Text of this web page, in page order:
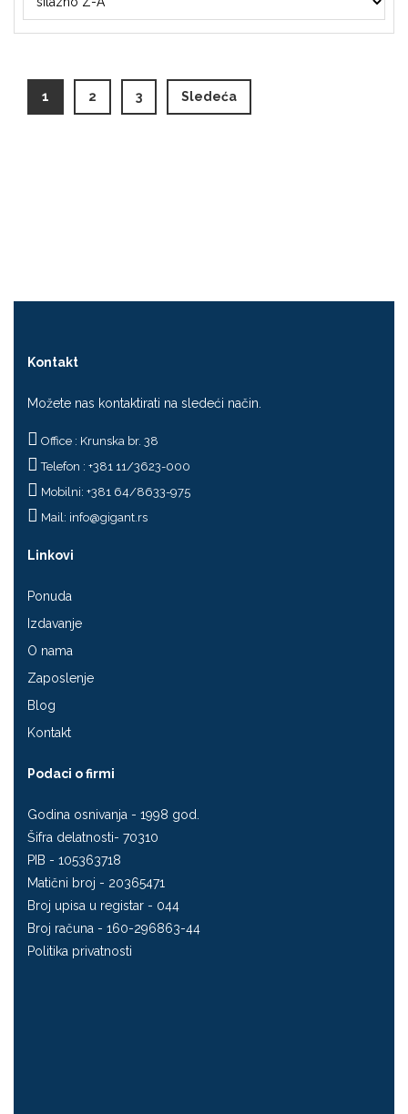
1 (current)
2 3 Sledeća
Kontakt
Možete nas kontaktirati na sledeći način.
Office : Krunska br. 38
Telefon : +381 11/3623-000
Mobilni: +381 64/8633-975
Mail: info@gigant.rs
Linkovi
Ponuda
Izdavanje
O nama
Zaposlenje
Blog
Kontakt
Podaci o firmi
Godina osnivanja - 1998 god.
Šifra delatnosti- 70310
PIB - 105363718
Matični broj - 20365471
Broj upisa u registar - 044
Broj računa - 160-296863-44
Politika privatnosti